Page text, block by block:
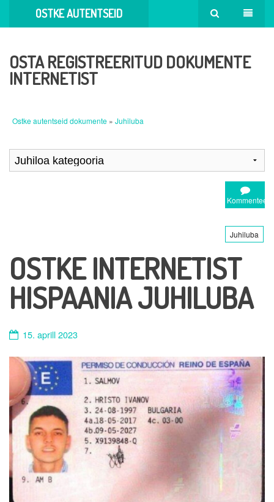
OSTKE AUTENTSEID
OSTA REGISTREERITUD DOKUMENTE
INTERNETIST
Ostke autentseid dokumente » Juhiluba
Kommenteeri
Juhiluba
OSTKE INTERNETIST
HISPAANIA JUHILUBA
15. aprill 2023